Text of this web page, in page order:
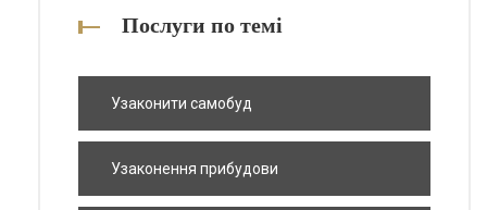
Послуги по темі
Узаконити самобуд
Узаконення прибудови